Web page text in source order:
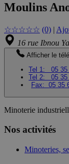
Moulins
☆☆☆☆☆ (0) |
16 rue Ibnou
Afficher le
Tel 1:
05
Tel 2:
05
Fax: 05 35
Minoterie
Nos activités
Minoteries,